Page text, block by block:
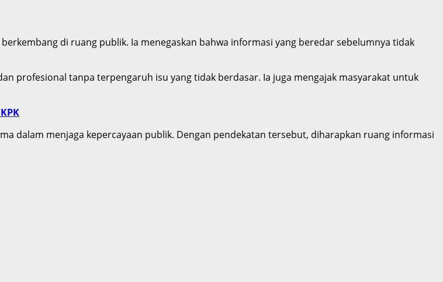
di ruang publik. Ia menegaskan bahwa informasi yang beredar sebelumnya tidak
profesional tanpa terpengaruh isu yang tidak berdasar. Ia juga mengajak masyarakat untuk
dalam menjaga kepercayaan publik. Dengan pendekatan tersebut, diharapkan ruang informasi